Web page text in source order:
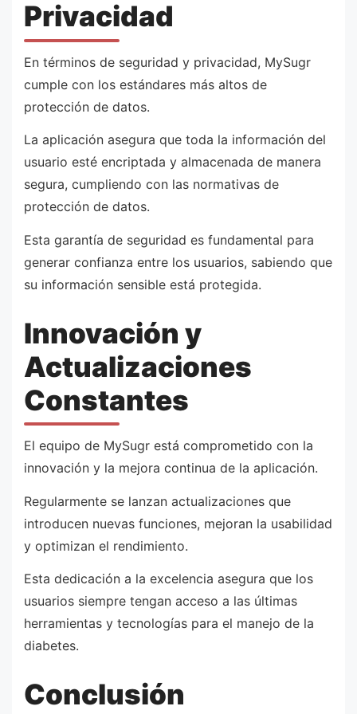
Privacidad
En términos de seguridad y privacidad, MySugr
cumple con los estándares más altos de
protección de datos.
La aplicación asegura que toda la información del
usuario esté encriptada y almacenada de manera
segura, cumpliendo con las normativas de
protección de datos.
Esta garantía de seguridad es fundamental para
generar confianza entre los usuarios, sabiendo que
su información sensible está protegida.
Innovación y
Actualizaciones
Constantes
El equipo de MySugr está comprometido con la
innovación y la mejora continua de la aplicación.
Regularmente se lanzan actualizaciones que
introducen nuevas funciones, mejoran la usabilidad
y optimizan el rendimiento.
Esta dedicación a la excelencia asegura que los
usuarios siempre tengan acceso a las últimas
herramientas y tecnologías para el manejo de la
diabetes.
Conclusión